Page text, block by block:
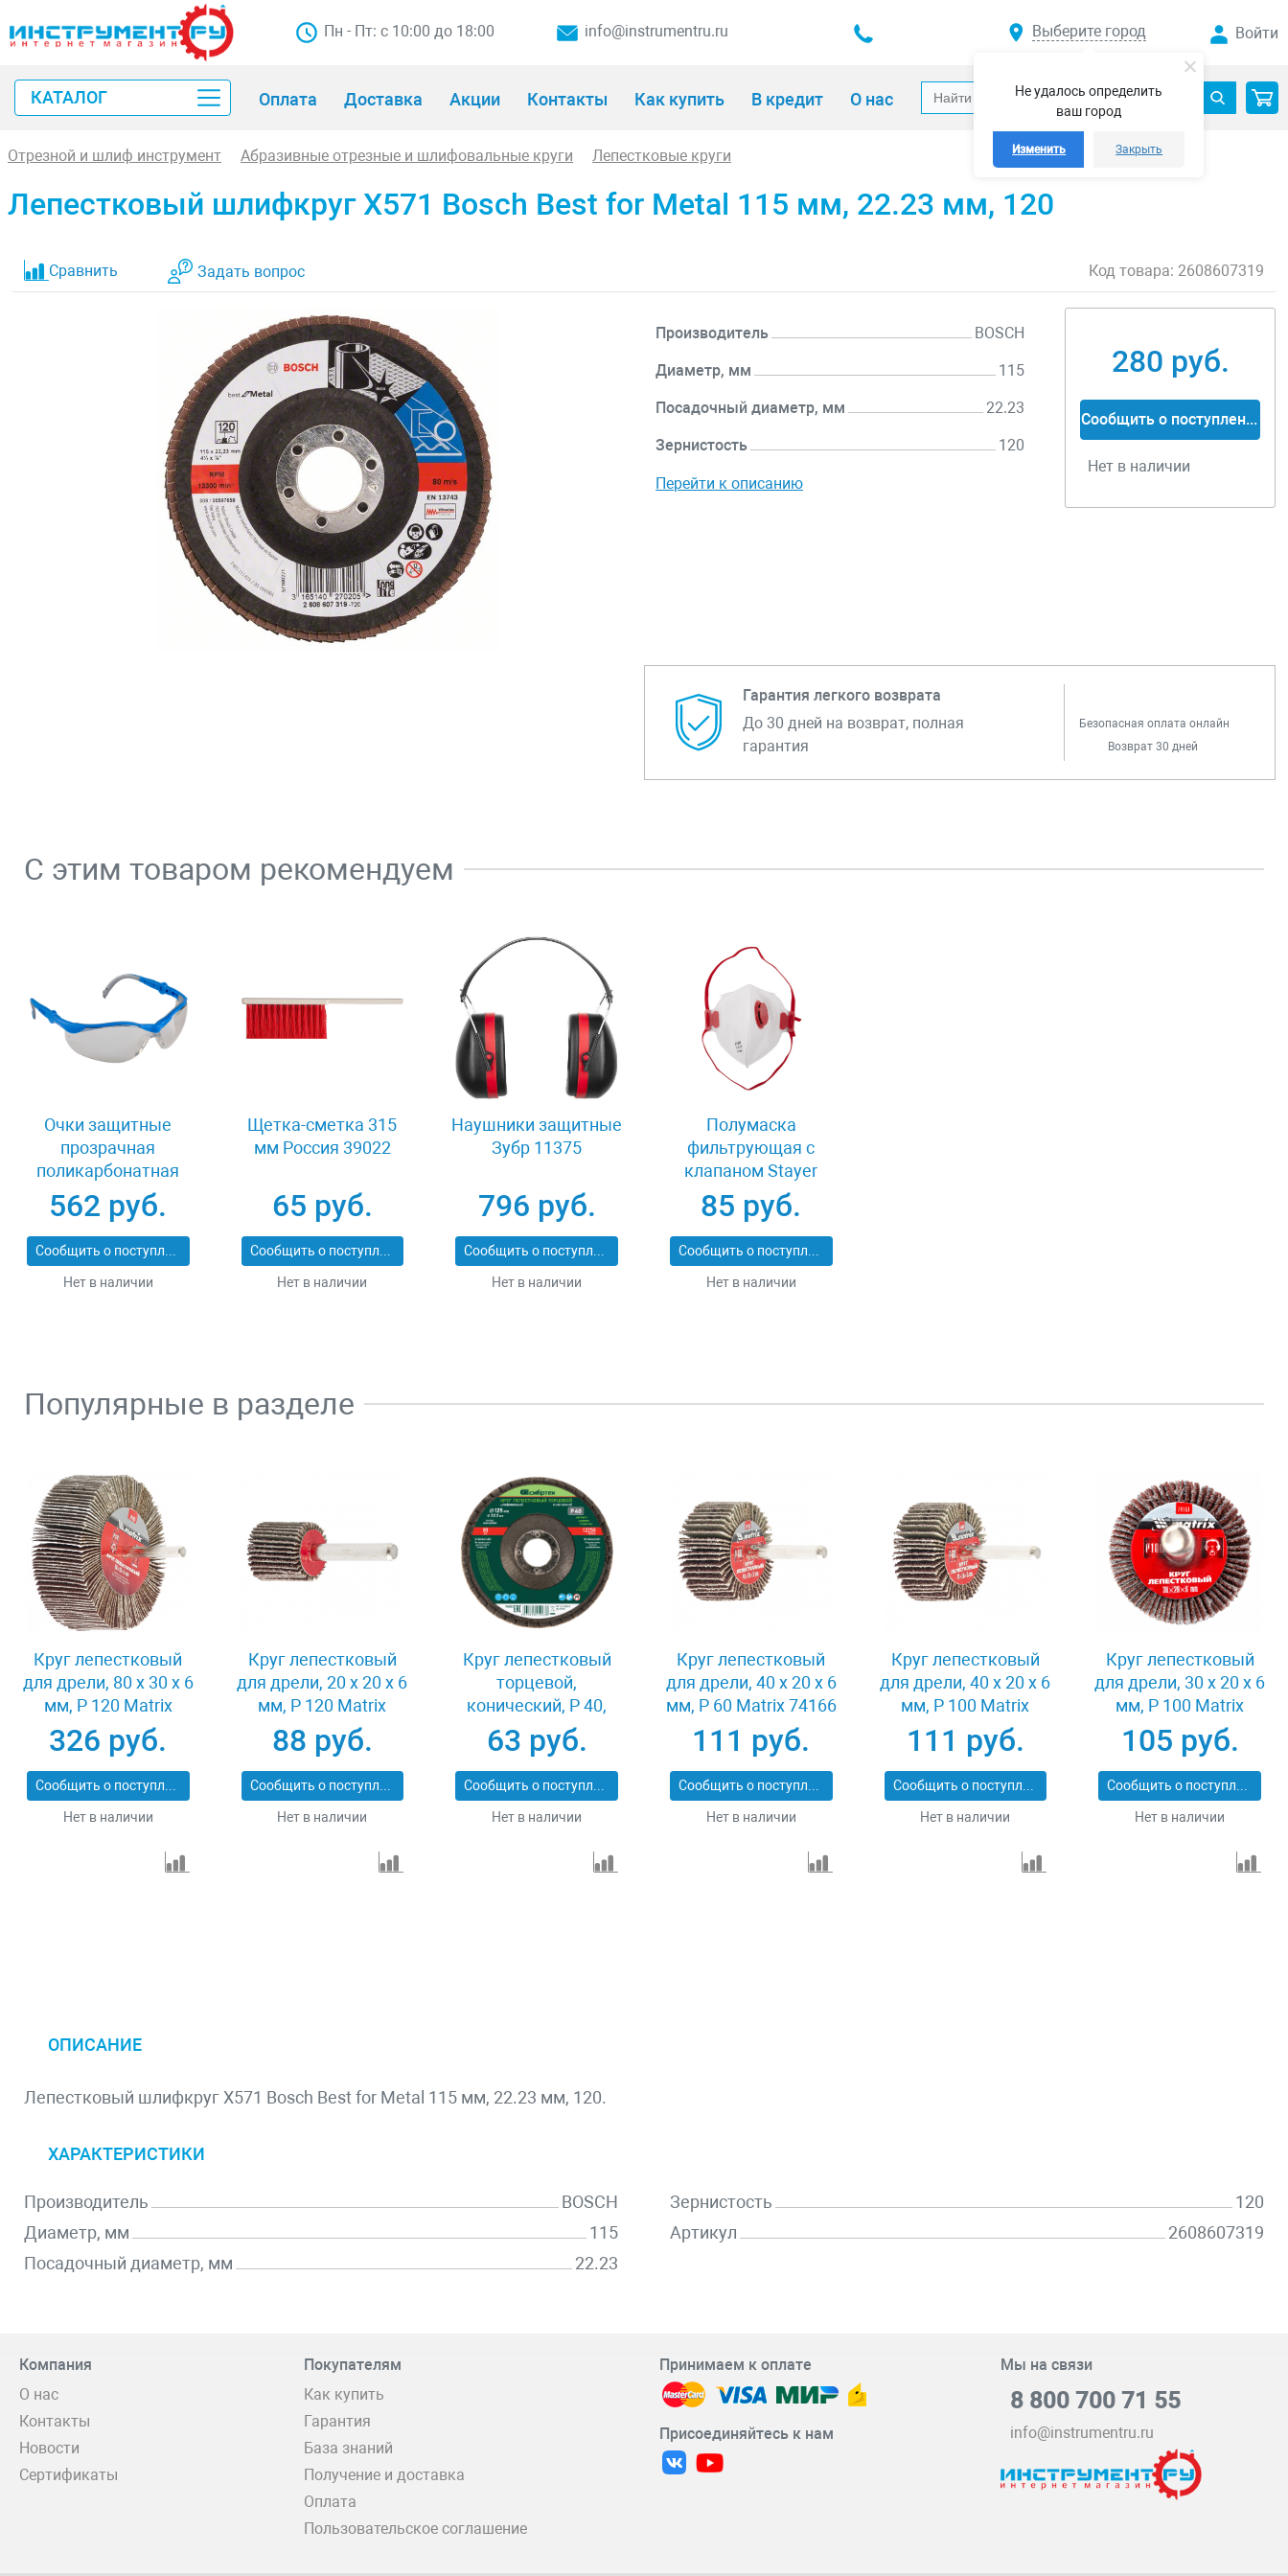
Не удалось определить
ваш город
Изменить Закрыть
Пн - Пт: с 10:00 до 18:00 info@instrumentru.ru Выберите город Войти
КАТАЛОГ Оплата Доставка Акции Контакты Как купить В кредит О нас
Отрезной и шлиф инструмент Абразивные отрезные и шлифовальные круги Лепестковые круги
Лепестковый шлифкруг X571 Bosch Best for Metal 115 мм, 22.23 мм, 120
Сравнить Задать вопрос Код товара: 2608607319
Производитель BOSCH
Диаметр, мм 115
Посадочный диаметр, мм 22.23
Зернистость 120
Перейти к описанию
280 руб.
Сообщить о поступлении
Нет в наличии
Гарантия легкого возврата
До 30 дней на возврат, полная
гарантия
Безопасная оплата онлайн
Возврат 30 дней
С этим товаром рекомендуем
Очки защитные
прозрачная
поликарбонатная
монолинза ЗУБР
ЭКСПЕРТ 110310
562 руб.
Сообщить о поступлении
Нет в наличии
Щетка-сметка 315
мм Россия 39022
65 руб.
Сообщить о поступлении
Нет в наличии
Наушники защитные
Зубр 11375
796 руб.
Сообщить о поступлении
Нет в наличии
Полумаска
фильтрующая с
клапаном Stayer
MASTER 11116
85 руб.
Сообщить о поступлении
Нет в наличии
Популярные в разделе
Круг лепестковый
для дрели, 80 х 30 х 6
мм, P 120 Matrix
74146
326 руб.
Сообщить о поступлении
Нет в наличии
Круг лепестковый
для дрели, 20 х 20 х 6
мм, P 120 Matrix
74104
88 руб.
Сообщить о поступлении
Нет в наличии
Круг лепестковый
торцевой,
конический, Р 40,
125 х 22.2 мм
Сибртех 74083
63 руб.
Сообщить о поступлении
Нет в наличии
Круг лепестковый
для дрели, 40 х 20 х 6
мм, P 60 Matrix 74166
111 руб.
Сообщить о поступлении
Нет в наличии
Круг лепестковый
для дрели, 40 х 20 х 6
мм, P 100 Matrix
74168
111 руб.
Сообщить о поступлении
Нет в наличии
Круг лепестковый
для дрели, 30 х 20 х 6
мм, P 100 Matrix
74161
105 руб.
Сообщить о поступлении
Нет в наличии
ОПИСАНИЕ
Лепестковый шлифкруг X571 Bosch Best for Metal 115 мм, 22.23 мм, 120.
ХАРАКТЕРИСТИКИ
Производитель
BOSCH
Диаметр, мм
115
Посадочный диаметр, мм
22.23
Зернистость
120
Артикул
2608607319
Компания
О нас
Контакты
Новости
Сертификаты
Покупателям
Как купить
Гарантия
База знаний
Получение и доставка
Оплата
Пользовательское соглашение
Принимаем к оплате
Присоединяйтесь к нам
Мы на связи
8 800 700 71 55
info@instrumentru.ru